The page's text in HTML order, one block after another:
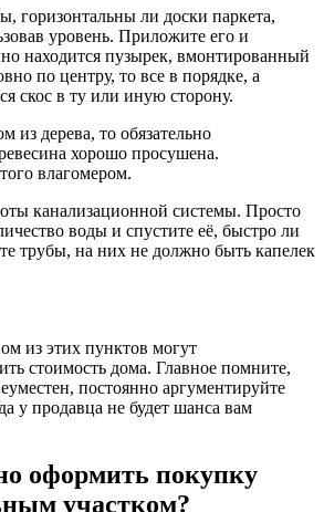
горизонтальны ли доски паркета,
уровень. Приложите его и
находится пузырек, вмонтированный
по центру, то все в порядке, а
скос в ту или иную сторону.
из дерева, то обязательно
хорошо просушена.
влагомером.
канализационной системы. Просто
воды и спустите её, быстро ли
трубы, на них не должно быть капелек
из этих пунктов могут
стоимость дома. Главное помните,
постоянно аргументируйте
у продавца не будет шанса вам
оформить покупку
участком?